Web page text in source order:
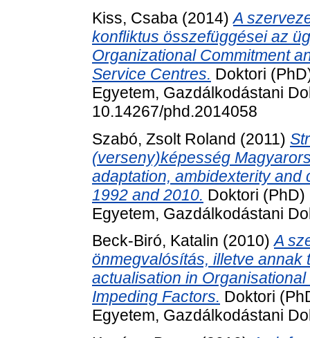
Kiss, Csaba (2014)A
konfliktus összefüggései az
Organizational Commitment
Service Centres. Doktori
Egyetem, Gazdálkodástani
10.14267/phd.2014058
Szabó, Zsolt Roland (2011)
(verseny)képesség
adaptation, ambidexterity
1992 and 2010. Doktori
Egyetem, Gazdálkodástani
Beck-Biró, Katalin (2010)A
önmegvalósítás, illetve annak
actualisation in
Impeding Factors. Doktori
Egyetem, Gazdálkodástani